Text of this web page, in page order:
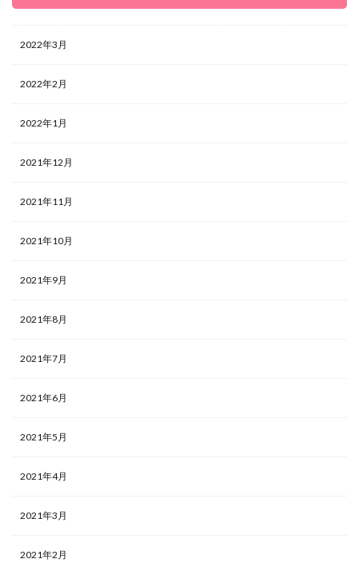
2022年3月
2022年2月
2022年1月
2021年12月
2021年11月
2021年10月
2021年9月
2021年8月
2021年7月
2021年6月
2021年5月
2021年4月
2021年3月
2021年2月